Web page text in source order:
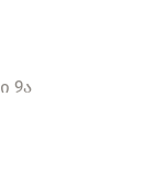
9ა